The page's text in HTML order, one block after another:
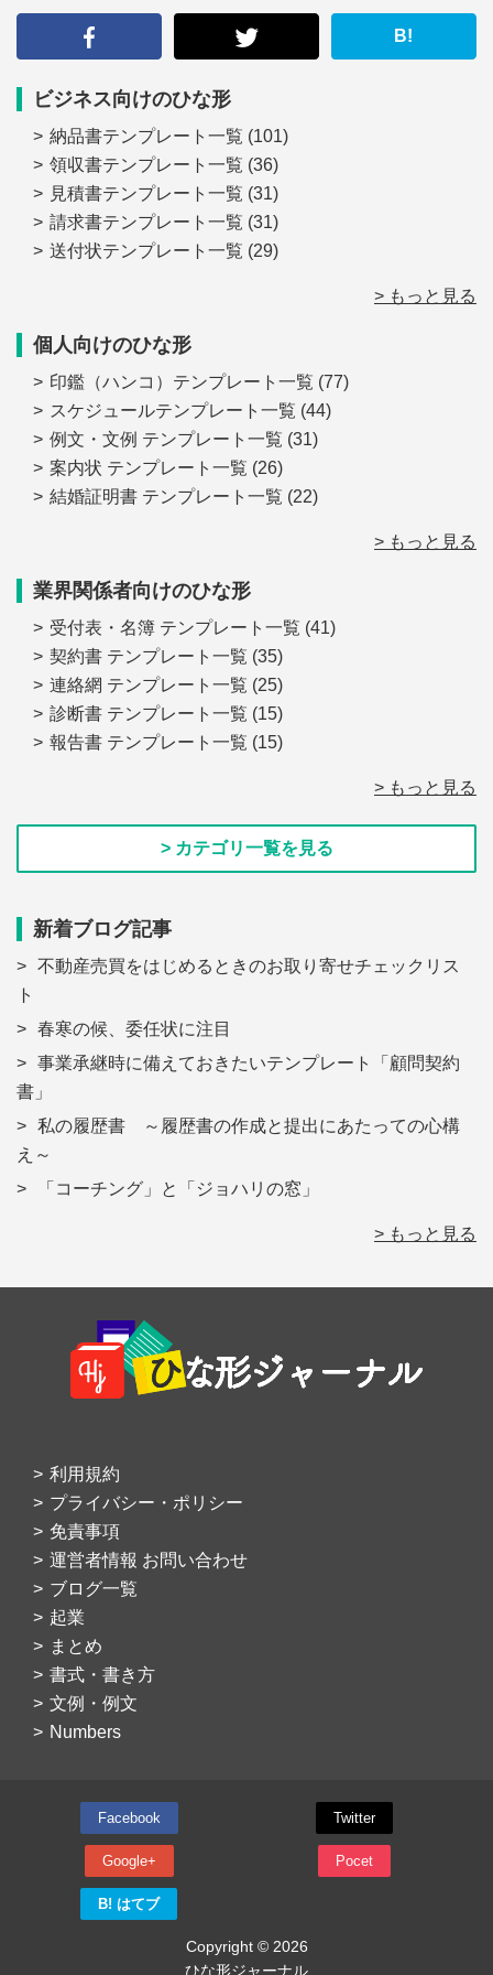
B!
ビジネス向けのひな形
納品書テンプレート一覧 (101)
領収書テンプレート一覧 (36)
見積書テンプレート一覧 (31)
請求書テンプレート一覧 (31)
送付状テンプレート一覧 (29)
> もっと見る
個人向けのひな形
印鑑（ハンコ）テンプレート一覧 (77)
スケジュールテンプレート一覧 (44)
例文・文例 テンプレート一覧 (31)
案内状 テンプレート一覧 (26)
結婚証明書 テンプレート一覧 (22)
> もっと見る
業界関係者向けのひな形
受付表・名簿 テンプレート一覧 (41)
契約書 テンプレート一覧 (35)
連絡網 テンプレート一覧 (25)
診断書 テンプレート一覧 (15)
報告書 テンプレート一覧 (15)
> もっと見る
> カテゴリ一覧を見る
新着ブログ記事
不動産売買をはじめるときのお取り寄せチェックリス
ト
春寒の候、委任状に注目
事業承継時に備えておきたいテンプレート「顧問契約
書」
私の履歴書 ～履歴書の作成と提出にあたっての心構
え～
「コーチング」と「ジョハリの窓」
> もっと見る
Footer
利用規約
プライバシー・ポリシー
免責事項
運営者情報 お問い合わせ
ブログ一覧
起業
まとめ
書式・書き方
文例・例文
Numbers
Facebook Twitter
Google+ Pocet
B! はてブ
Copyright © 2026
ひな形ジャーナル